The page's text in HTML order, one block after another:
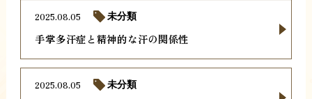
手掌多汗症と精神的な汗の関係性
2025.08.05 未分類
2025.08.05 未分類